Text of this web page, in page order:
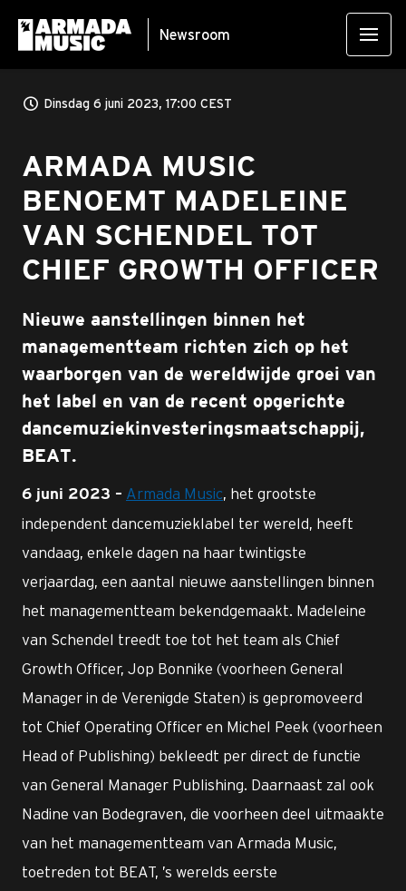
Newsroom
Dinsdag 6 juni 2023, 17:00 CEST
ARMADA MUSIC
BENOEMT MADELEINE
VAN SCHENDEL TOT
CHIEF GROWTH OFFICER
Nieuwe aanstellingen binnen het
managementteam richten zich op het
waarborgen van de wereldwijde groei van
het label en van de recent opgerichte
dancemuziekinvesteringsmaatschappij,
BEAT.
6 juni 2023 – Armada Music, het grootste
independent dancemuzieklabel ter wereld, heeft
vandaag, enkele dagen na haar twintigste
verjaardag, een aantal nieuwe aanstellingen binnen
het managementteam bekendgemaakt. Madeleine
van Schendel treedt toe tot het team als Chief
Growth Officer, Jop Bonnike (voorheen General
Manager in de Verenigde Staten) is gepromoveerd
tot Chief Operating Officer en Michel Peek (voorheen
Head of Publishing) bekleedt per direct de functie
van General Manager Publishing. Daarnaast zal ook
Nadine van Bodegraven, die voorheen deel uitmaakte
van het managementteam van Armada Music,
toetreden tot BEAT, ’s werelds eerste